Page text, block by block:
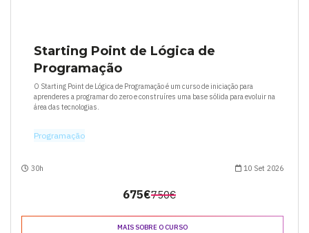
Starting Point de Lógica de
Programação
O Starting Point de Lógica de Programação é um curso de iniciação para
aprenderes a programar do zero e construíres uma base sólida para evoluir na
área das tecnologias.
Programação
30h 10 Set 2026
750€
675€
MAIS SOBRE O CURSO